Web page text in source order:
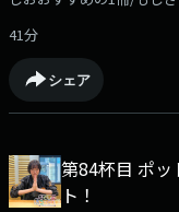
里がそれに刺激され、ケ
ア」でお願いします
今週のコーナーはお休み
す！https://radiko.jp/
351d239da28b?share=1
かほかSunday「エンタメ
里がそれに答えながら、
かさん」でお願いします
41分
シェア
第84杯目 ポッ
ト！